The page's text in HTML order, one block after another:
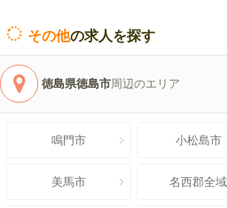
その他の求人を探す
徳島県徳島市周辺のエリア
鳴門市 小松島市
美馬市 名西郡全域